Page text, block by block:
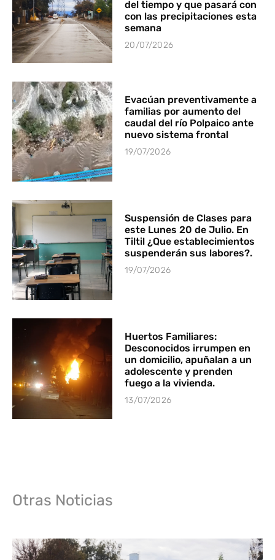
del tiempo y que pasará con
con las precipitaciones esta
semana
20/07/2026
Evacúan preventivamente a
familias por aumento del
caudal del río Polpaico ante
nuevo sistema frontal
19/07/2026
Suspensión de Clases para
este Lunes 20 de Julio. En
Tiltil ¿Que establecimientos
suspenderán sus labores?.
19/07/2026
Huertos Familiares:
Desconocidos irrumpen en
un domicilio, apuñalan a un
adolescente y prenden
fuego a la vivienda.
13/07/2026
Otras Noticias